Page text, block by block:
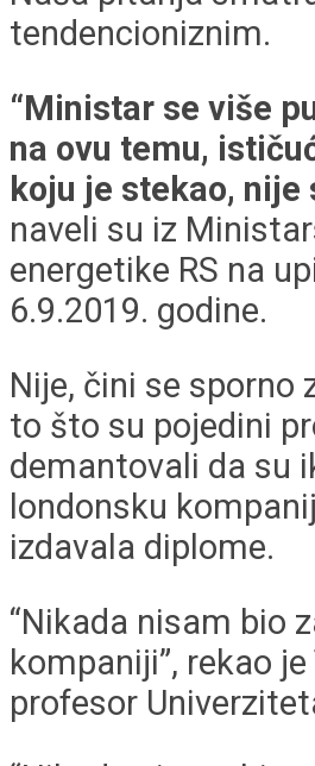
tendencioniznim.
“Ministar se više
na ovu temu,
koju je stekao, nije
naveli su iz
energetike RS na
6.9.2019. godine.
Nije, čini se sporno
to što su pojedini
demantovali da su
londonsku
izdavala diplome.
“Nikada nisam bio
kompaniji”, rekao
profesor